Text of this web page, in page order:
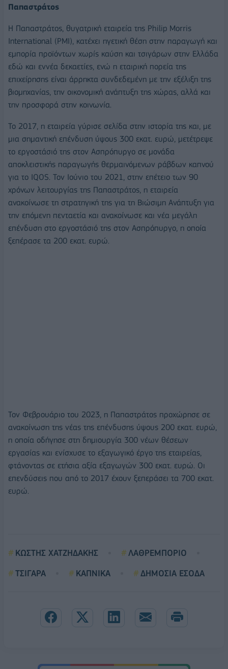
Παπαστράτος
H Παπαστράτος, θυγατρική εταιρεία της Philip Morris
International (PMI), κατέχει ηγετική θέση στην παραγωγή και
εμπορία προϊόντων χωρίς καύση και τσιγάρων στην Ελλάδα
εδώ και εννέα δεκαετίες, ενώ η εταιρική πορεία της
επιχείρησης είναι άρρηκτα συνδεδεμένη με την εξέλιξη της
βιομηχανίας, την οικονομική ανάπτυξη της χώρας, αλλά και
την προσφορά στην κοινωνία.
Το 2017, η εταιρεία γύρισε σελίδα στην ιστορία της και, με
μια σημαντική επένδυση ύψους 300 εκατ. ευρώ, μετέτρεψε
το εργοστάσιό της στον Ασπρόπυργο σε μονάδα
αποκλειστικής παραγωγής θερμαινόμενων ράβδων καπνού
για το IQOS. Τον Ιούνιο του 2021, στην επέτειο των 90
χρόνων λειτουργίας της Παπαστράτος, η εταιρεία
ανακοίνωσε τη στρατηγική της για τη Βιώσιμη Ανάπτυξη για
την επόμενη πενταετία και ανακοίνωσε και νέα μεγάλη
επένδυση στο εργοστάσιό της στον Ασπρόπυργο, η οποία
ξεπέρασε τα 200 εκατ. ευρώ.
Τον Φεβρουάριο του 2023, η Παπαστράτος προχώρησε σε
ανακοίνωση της νέας της επένδυσης ύψους 200 εκατ. ευρώ,
η οποία οδήγησε στη δημιουργία 300 νέων θέσεων
εργασίας και ενίσχυσε το εξαγωγικό έργο της εταιρείας,
φτάνοντας σε ετήσια αξία εξαγωγών 300 εκατ. ευρώ. Οι
επενδύσεις που από το 2017 έχουν ξεπεράσει τα 700 εκατ.
ευρώ.
ΚΩΣΤΗΣ ΧΑΤΖΗΔΑΚΗΣ
ΛΑΘΡΕΜΠΟΡΙΟ
ΤΣΙΓΑΡΑ
ΚΑΠΝΙΚΑ ΔΗΜΟΣΙΑ ΕΣΟΔΑ